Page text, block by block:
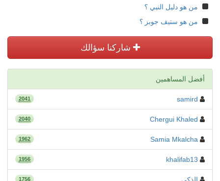
من هو دليل النبي ؟
من هو ستيف جوبز ؟
شاركنا سؤالك
أفضل المساهمين
samird
2041
Chergui Khaled
2040
Samia Mkalcha
1962
khalifab13
1956
1756